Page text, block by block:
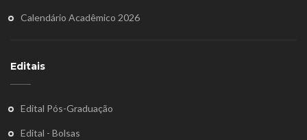
Calendário Acadêmico 2026
Editais
Edital Pós-Graduação
Edital - Bolsas